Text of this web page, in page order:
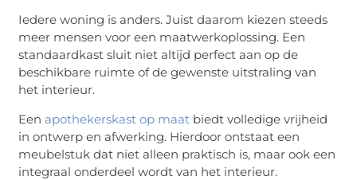
Iedere woning is anders. Juist daarom kiezen steeds
meer mensen voor een maatwerkoplossing. Een
standaardkast sluit niet altijd perfect aan op de
beschikbare ruimte of de gewenste uitstraling van
het interieur.
Een apothekerskast op maat biedt volledige vrijheid
in ontwerp en afwerking. Hierdoor ontstaat een
meubelstuk dat niet alleen praktisch is, maar ook een
integraal onderdeel wordt van het interieur.